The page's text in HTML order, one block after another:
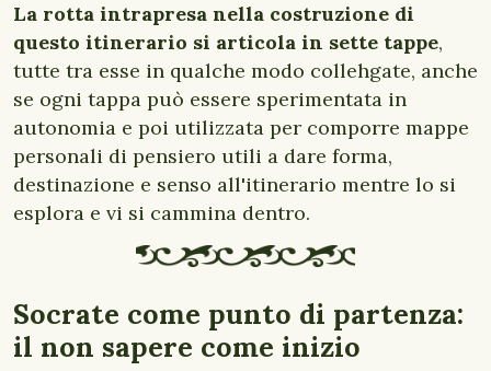
La rotta intrapresa nella costruzione di
questo itinerario si articola in sette tappe,
tutte tra esse in qualche modo collehgate, anche
se ogni tappa può essere sperimentata in
autonomia e poi utilizzata per comporre mappe
personali di pensiero utili a dare forma,
destinazione e senso all'itinerario mentre lo si
esplora e vi si cammina dentro.
Socrate come punto di partenza:
il non sapere come inizio